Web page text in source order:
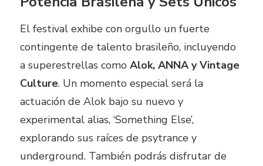
El festival exhibe con orgullo un fuerte
contingente de talento brasileño, incluyendo
a superestrellas como Alok, ANNA y Vintage
Culture. Un momento especial será la
actuación de Alok bajo su nuevo y
experimental alias, ‘Something Else’,
explorando sus raíces de psytrance y
underground. También podrás disfrutar de